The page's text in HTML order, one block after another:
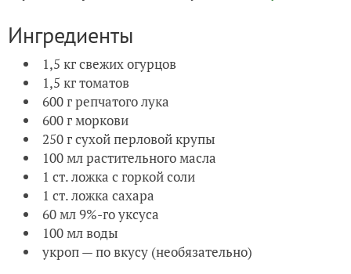
Ингредиенты
1,5 кг свежих огурцов
1,5 кг томатов
600 г репчатого лука
600 г моркови
250 г сухой перловой крупы
100 мл растительного масла
1 ст. ложка с горкой соли
1 ст. ложка сахара
60 мл 9%-го уксуса
100 мл воды
укроп — по вкусу (необязательно)